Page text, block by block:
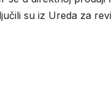
su iz Ureda za